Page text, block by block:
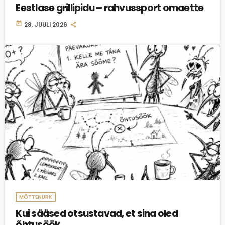
Eestlase grillipidu – rahvussport omaette
today 28. JUULI 2026
insert_link
MÕTTENURK
Kui sääsed otsustavad, et sina oled